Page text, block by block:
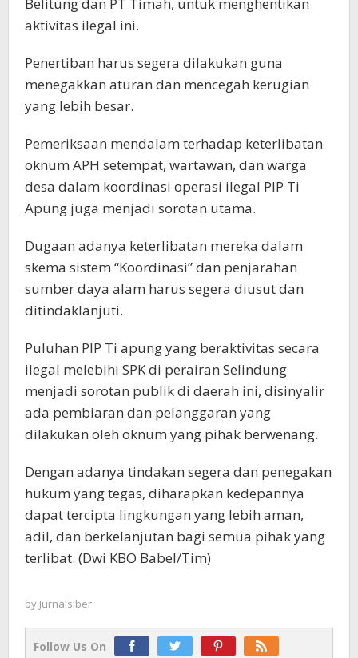
aktivitas ilegal ini.
Penertiban harus segera dilakukan guna
menegakkan aturan dan mencegah kerugian
yang lebih besar.
Pemeriksaan mendalam terhadap keterlibatan
oknum APH setempat, wartawan, dan warga
desa dalam koordinasi operasi ilegal PIP Ti
Apung juga menjadi sorotan utama.
Dugaan adanya keterlibatan mereka dalam
skema sistem “Koordinasi” dan penjarahan
sumber daya alam harus segera diusut dan
ditindaklanjuti.
Puluhan PIP Ti apung yang beraktivitas secara
ilegal melebihi SPK di perairan Selindung
menjadi sorotan publik di daerah ini, disinyalir
ada pembiaran dan pelanggaran yang
dilakukan oleh oknum yang pihak berwenang.
Dengan adanya tindakan segera dan penegakan
hukum yang tegas, diharapkan kedepannya
dapat tercipta lingkungan yang lebih aman,
adil, dan berkelanjutan bagi semua pihak yang
terlibat. (Dwi KBO Babel/Tim)
by Jurnalsiber
Follow Us On